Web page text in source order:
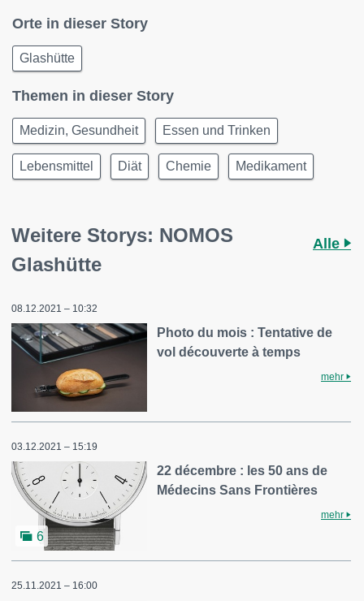
Orte in dieser Story
Glashütte
Themen in dieser Story
Medizin, Gesundheit Essen und Trinken
Lebensmittel Diät Chemie Medikament
Weitere Storys: NOMOS
Glashütte
Alle
08.12.2021 – 10:32
Photo du mois : Tentative de
vol découverte à temps
mehr
03.12.2021 – 15:19
6
22 décembre : les 50 ans de
Médecins Sans Frontières
mehr
25.11.2021 – 16:00